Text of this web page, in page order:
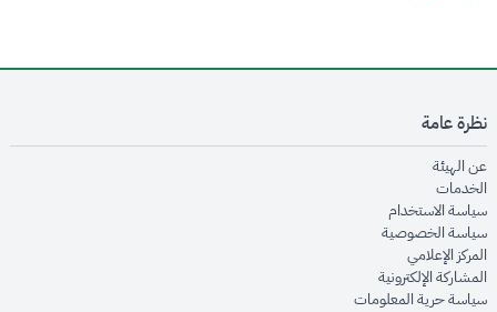
نظرة عامة
عن الهيئةopens in new window
الخدماتopens in new window
سياسة الاستخدام
سياسة الخصوصيةopens in new window
المركز الإعلاميopens in new window
المشاركة الإلكترونيةopens in new window
سياسة حرية المعلوماتopens in new window